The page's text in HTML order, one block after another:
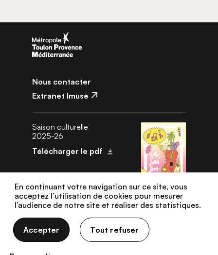
Nous contacter
Extranet Imuse
Saison culturelle
2025-26
Télécharger le pdf
Gestion des cookies
Mentions légales
Plan de site
En continuant votre navigation sur ce site, vous
acceptez l’utilisation de cookies pour mesurer
l’audience de notre site et réaliser des statistiques.
Accepter Tout refuser